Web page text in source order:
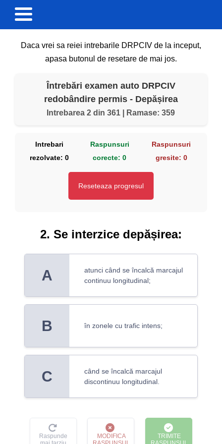
Daca vrei sa reiei intrebarile DRPCIV de la inceput,
apasa butonul de resetare de mai jos.
Întrebări examen auto DRPCIV
redobândire permis - Depășirea
Intrebarea 2 din 361 | Ramase: 359
Intrebari
rezolvate: 0
Raspunsuri
corecte:0
Raspunsuri
gresite: 0
Reseteaza progresul
2. Se interzice depășirea:
A
atunci când se încalcă marcajul
continuu longitudinal;
B în zonele cu trafic intens;
C
când se încalcă marcajul
discontinuu longitudinal.
Raspunde
MODIFICA
TRIMITE